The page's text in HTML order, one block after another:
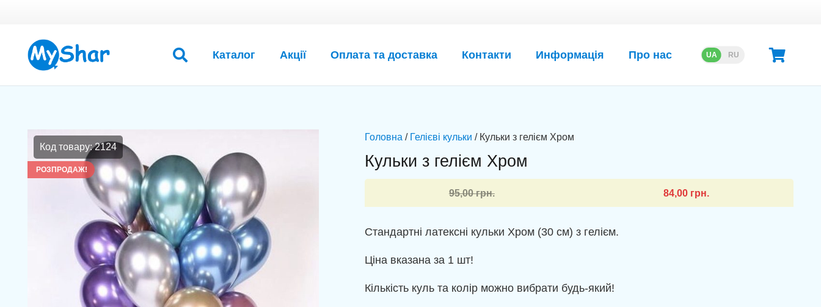
Каталог Акції Оплата та доставка Контакти Информація Про нас UA RU
Код товару: 2124
РОЗПРОДАЖ!
Головна / Гелієві кульки / Кульки з гелієм Хром
Кульки з гелієм Хром
95,00грн.
Оригінальна
ціна:
95,00 грн..
84,00 грн.
ціна:
84,00 грн..
Стандартні латексні кульки Хром (30 см) з гелієм.
Ціна вказана за 1 шт!
Кількість куль та колір можно вибрати будь-який!